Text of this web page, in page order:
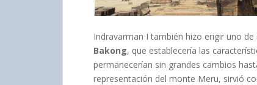
Indravarman I también hizo erigir uno
Bakong, que establecería las
permanecerían sin grandes cambios
representación del monte Meru, sirvió